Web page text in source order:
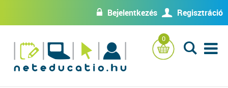
w Bejelentkezés U Regisztráció
0
L